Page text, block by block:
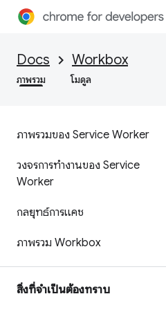
Docs Workbox
ภาพรวม โมดูล
ภาพรวมของ Service Worker
วงจรการทำงานของ Service
Worker
กลยุทธ์การแคช
ภาพรวม Workbox
สิ่งที่จำเป็นต้องทราบ